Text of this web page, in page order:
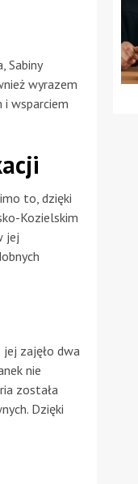
Sabiny
wyrazem
i wsparciem
to, dzięki
Kozielskim
jej
zajęło dwa
nie
została
Dzięki